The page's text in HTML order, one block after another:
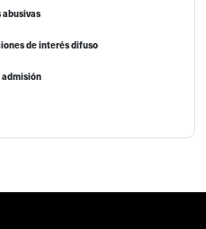
de interés difuso
admisión